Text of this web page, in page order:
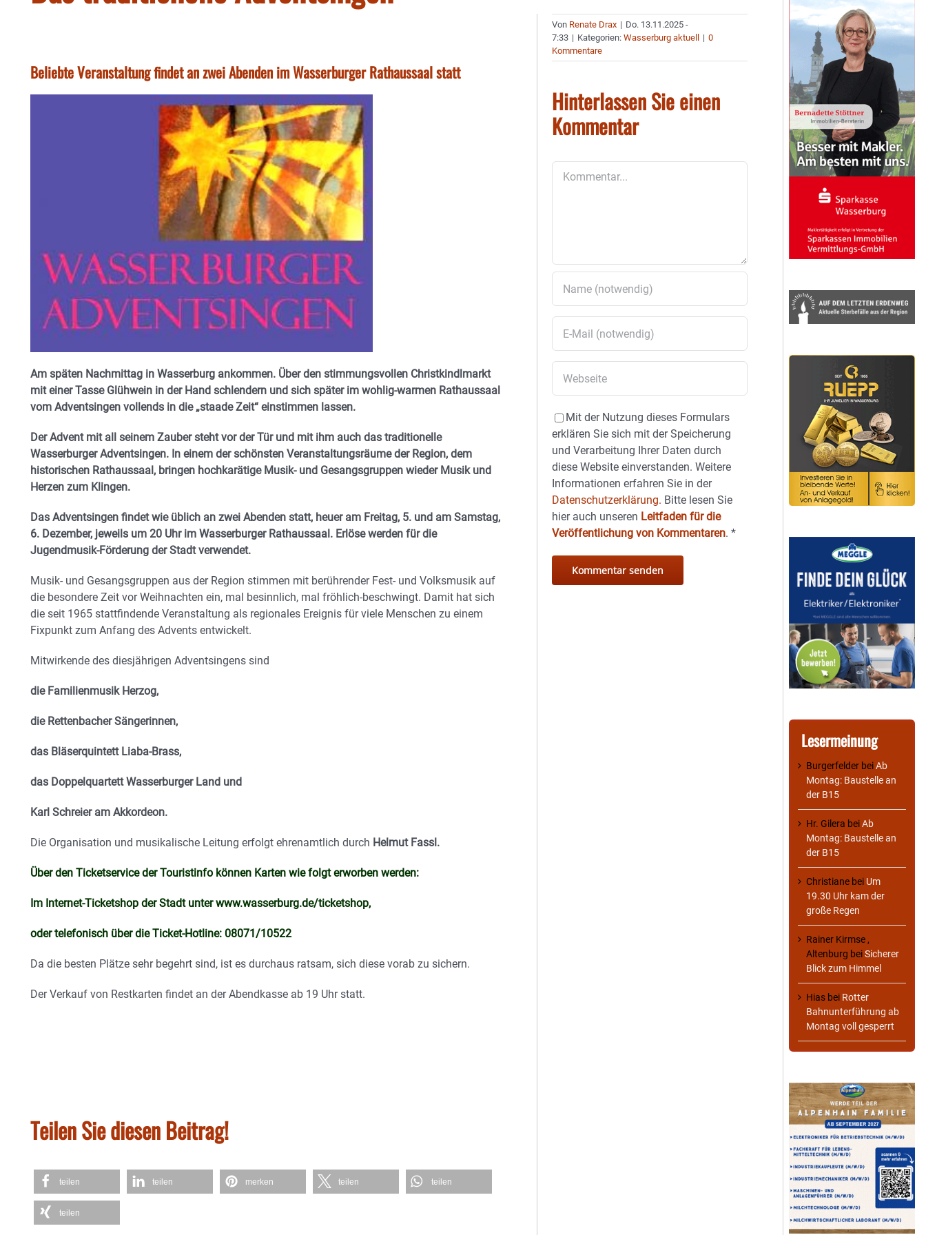
Beliebte Veranstaltung findet an zwei Abenden im Wasserburger Rathaussaal statt
Am späten Nachmittag in Wasserburg ankommen. Über den stimmungsvollen Christkindlmarkt
mit einer Tasse Glühwein in der Hand schlendern und sich später im wohlig-warmen Rathaussaal
vom Adventsingen vollends in die „staade Zeit“ einstimmen lassen.
Der Advent mit all seinem Zauber steht vor der Tür und mit ihm auch das traditionelle
Wasserburger Adventsingen. In einem der schönsten Veranstaltungsräume der Region, dem
historischen Rathaussaal, bringen hochkarätige Musik- und Gesangsgruppen wieder Musik und
Herzen zum Klingen.
Das Adventsingen findet wie üblich an zwei Abenden statt, heuer am Freitag, 5. und am Samstag,
6. Dezember, jeweils um 20 Uhr im Wasserburger Rathaussaal. Erlöse werden für die
Jugendmusik-Förderung der Stadt verwendet.
Musik- und Gesangsgruppen aus der Region stimmen mit berührender Fest- und Volksmusik auf
die besondere Zeit vor Weihnachten ein, mal besinnlich, mal fröhlich-beschwingt. Damit hat sich
die seit 1965 stattfindende Veranstaltung als regionales Ereignis für viele Menschen zu einem
Fixpunkt zum Anfang des Advents entwickelt.
Mitwirkende des diesjährigen Adventsingens sind
die Familienmusik Herzog,
die Rettenbacher Sängerinnen,
das Bläserquintett Liaba-Brass,
das Doppelquartett Wasserburger Land und
Karl Schreier am Akkordeon.
Die Organisation und musikalische Leitung erfolgt ehrenamtlich durch Helmut Fassl.
Über den Ticketservice der Touristinfo können Karten wie folgt erworben werden:
Im Internet-Ticketshop der Stadt unter www.wasserburg.de/ticketshop,
oder telefonisch über die Ticket-Hotline: 08071/10522
Da die besten Plätze sehr begehrt sind, ist es durchaus ratsam, sich diese vorab zu sichern.
Der Verkauf von Restkarten findet an der Abendkasse ab 19 Uhr statt.
Teilen Sie diesen Beitrag!
teilen teilen merken teilen teilen
teilen
Von Renate Drax | Do. 13.11.2025 -
7:33 | Kategorien:Wasserburg aktuell | 0
Kommentare
Hinterlassen Sie einen
Kommentar
Mit der Nutzung dieses Formulars
erklären Sie sich mit der Speicherung
und Verarbeitung Ihrer Daten durch
diese Website einverstanden. Weitere
Informationen erfahren Sie in der
Datenschutzerklärung. Bitte lesen Sie
hier auch unseren Leitfaden für die
Veröffentlichung von Kommentaren.*
Lesermeinung
Burgerfelder beiAb
Montag: Baustelle an
der B15
Hr. Gilera beiAb
Montag: Baustelle an
der B15
Christiane bei Um
19.30 Uhr kam der
große Regen
Rainer Kirmse ,
Altenburg beiSicherer
Blick zum Himmel
Hias bei Rotter
Bahnunterführung ab
Montag voll gesperrt